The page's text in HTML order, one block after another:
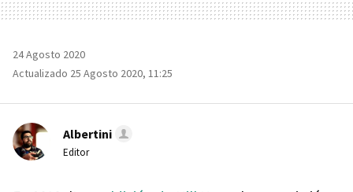
24 Agosto 2020
Actualizado 25 Agosto 2020, 11:25
Albertini
Editor